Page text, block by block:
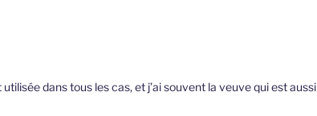
dans tous les cas, et j’ai souvent la veuve qui est aussi